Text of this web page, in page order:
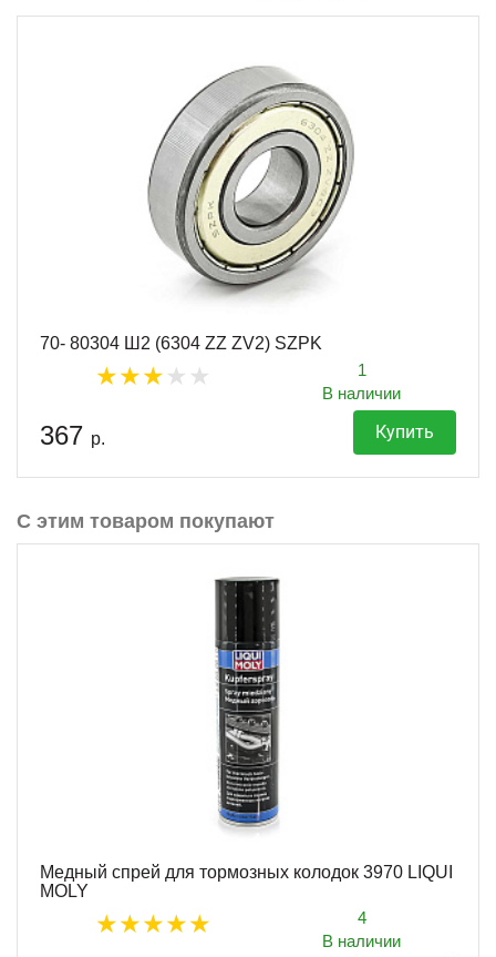
70- 80304 Ш2 (6304 ZZ ZV2) SZPK
1
В наличии
367 р. Купить
С этим товаром покупают
Медный спрей для тормозных колодок 3970 LIQUI
MOLY
4
В наличии